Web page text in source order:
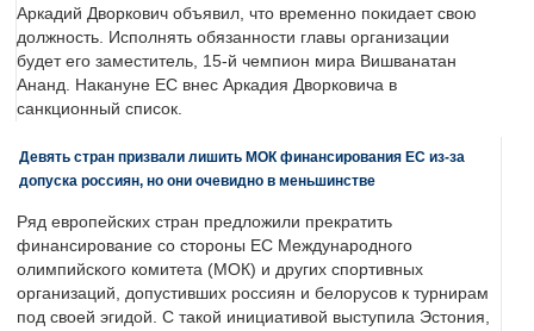
Аркадий Дворкович объявил, что временно покидает свою
должность. Исполнять обязанности главы организации
будет его заместитель, 15-й чемпион мира Вишванатан
Ананд. Накануне ЕС внес Аркадия Дворковича в
санкционный список.
Девять стран призвали лишить МОК финансирования ЕС из-за
допуска россиян, но они очевидно в меньшинстве
Ряд европейских стран предложили прекратить
финансирование со стороны ЕС Международного
олимпийского комитета (МОК) и других спортивных
организаций, допустивших россиян и белорусов к турнирам
под своей эгидой. С такой инициативой выступила Эстония,